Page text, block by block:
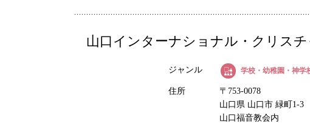
山口インターナショナル・クリス
ジャンル 学校・幼稚園・神学
住所
〒753-0078
山口県 山口市 緑町1-3
山口福音教会内